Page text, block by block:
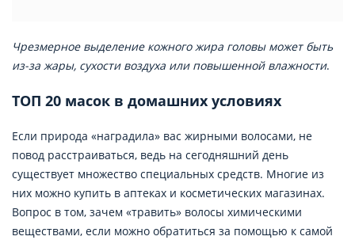
Чрезмерное выделение кожного жира головы может быть
из-за жары, сухости воздуха или повышенной влажности.
ТОП 20 масок в домашних условиях
Если природа «наградила» вас жирными волосами, не
повод расстраиваться, ведь на сегодняшний день
существует множество специальных средств. Многие из
них можно купить в аптеках и косметических магазинах.
Вопрос в том, зачем «травить» волосы химическими
веществами, если можно обратиться за помощью к самой